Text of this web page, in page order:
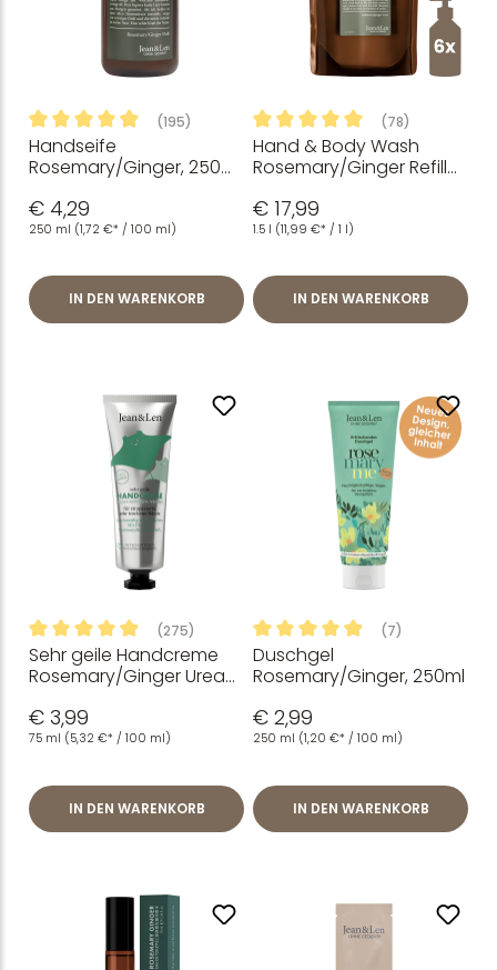
Durchschnittliche Bewertung von 4.93 von 5 Sternen
(195)
Handseife
Rosemary/Ginger, 250
€ 4,29
250 ml (1,72 €* / 100 ml)
IN DEN WARENKORB
Durchschnittliche
(78)
Hand & Body Wash
Rosemary/Ginger Refill
€ 17,99
1.5 l (11,99 €* / 1 l)
IN DEN WARENKORB
Durchschnittliche Bewertung von 4.92 von 5 Sternen
(275)
Sehr geile Handcreme
Rosemary/Ginger Urea
Hände
€ 3,99
75 ml (5,32 €* / 100 ml)
IN DEN WARENKORB
Durchschnittliche
(7)
Duschgel
Rosemary/Ginger, 250ml
€ 2,99
250 ml (1,20 €* / 100 ml)
IN DEN WARENKORB